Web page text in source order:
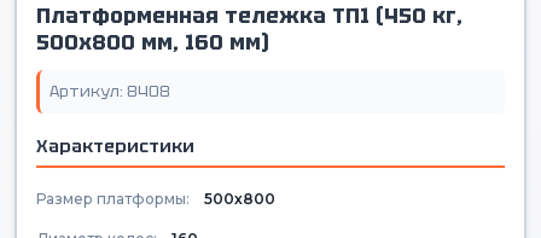
Платформенная тележка ТП1 (450 кг,
500х800 мм, 160 мм)
Артикул: 8408
Характеристики
Размер платформы: 500х800